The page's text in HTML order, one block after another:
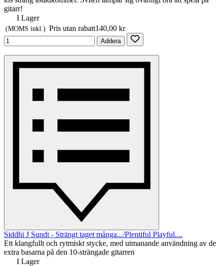
gitarr!
I Lager
(MOMS inkl.) Pris utan rabatt140,00 kr
Addera
Siddhi J Sundt - Strängt taget många.../Plentiful Playful....
Ett klangfullt och rytmiskt stycke, med utmanande användning av de
extra basarna på den 10-strängade gitarren
I Lager